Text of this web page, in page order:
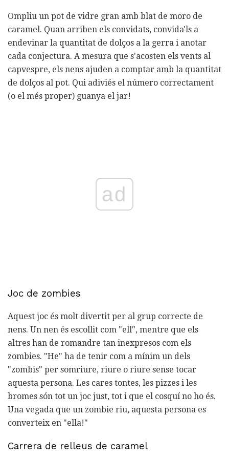
Ompliu un pot de vidre gran amb blat de moro de
caramel. Quan arriben els convidats, convida'ls a
endevinar la quantitat de dolços a la gerra i anotar
cada conjectura. A mesura que s'acosten els vents al
capvespre, els nens ajuden a comptar amb la quantitat
de dolços al pot. Qui adiviés el número correctament
(o el més proper) guanya el jar!
ad
Joc de zombies
Aquest joc és molt divertit per al grup correcte de
nens. Un nen és escollit com "ell", mentre que els
altres han de romandre tan inexpresos com els
zombies. "He" ha de tenir com a mínim un dels
"zombis" per somriure, riure o riure sense tocar
aquesta persona. Les cares tontes, les pizzes i les
bromes són tot un joc just, tot i que el cosquí no ho és.
Una vegada que un zombie riu, aquesta persona es
converteix en "ella!"
Carrera de relleus de caramel